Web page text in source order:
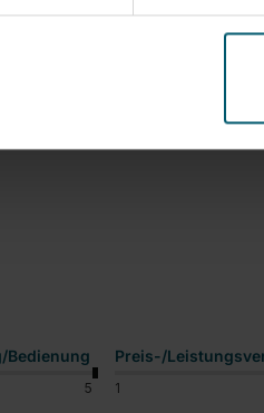
Bedienung
5
Preis-/
1